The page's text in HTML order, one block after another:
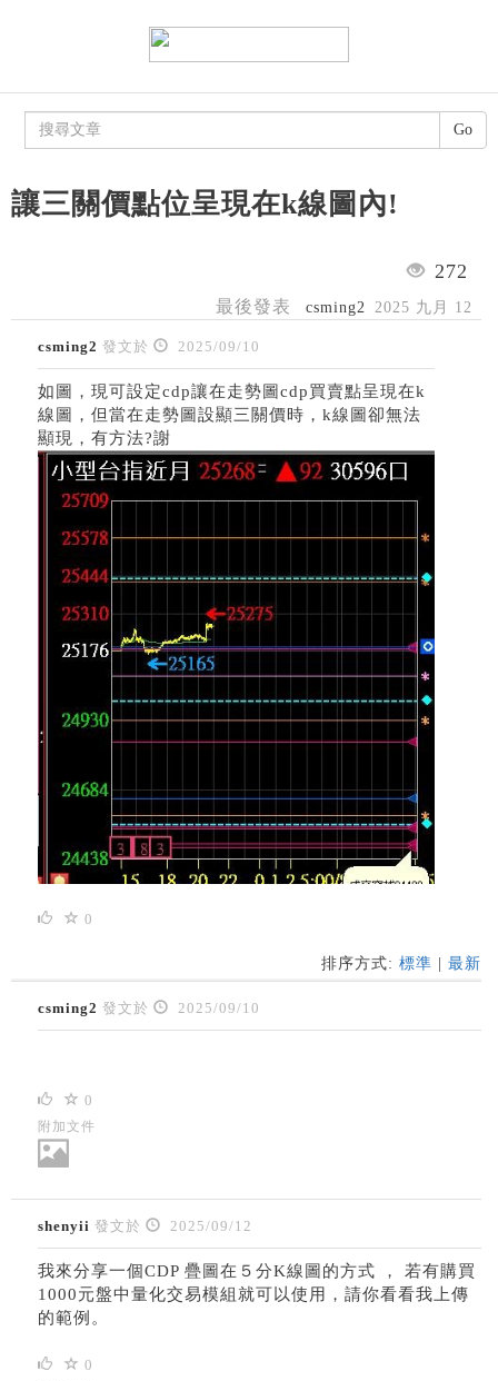
讓三關價點位呈現在k線圖內!
272
最後發表 csming2 2025 九月 12
csming2 發文於 2025/09/10
如圖，現可設定cdp讓在走勢圖cdp買賣點呈現在k
線圖，但當在走勢圖設顯三關價時，k線圖卻無法
顯現，有方法?謝
0
排序方式: 標準 | 最新
csming2 發文於 2025/09/10
0
附加文件
shenyii 發文於 2025/09/12
我來分享一個CDP 疊圖在５分K線圖的方式 ， 若有購買
1000元盤中量化交易模組就可以使用，請你看看我上傳
的範例。
0
Go